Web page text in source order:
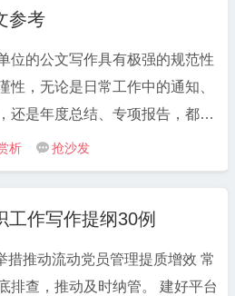
照检视材料、民主生活会发言提
含问题查摆、原因分析、整改措
心模块，为用户节省大量整理时
。比如单位工作总结范文，既包
的工作成果梳理、问题分析，又
年度重点工作亮点提炼，数据化
式让总结更具说服力；政府公文
文则严格遵循《党政机关公文处
参考。
用 “以实干笃定前行，以实绩回
态度；述职报告中可搭配“守正
发展，履职尽责显担当”“立足岗
领，攻坚克难求实效” 等金句突
与担当；工作方案中则适合用
、倒排工期” 等表述强化执行
句，按“总结类、述职类、方案
员类”分类整理，方便大家直接
参考
位的公文写作具有极强的规范性
性，无论是日常工作中的通知、
还是年度总结、专项报告，都需
循相关政策要求与格式标准，这
人员的写材料能力提出了更高要
策准确性，必须贴合最新政策文
，引用数据、表述需有权威依
是格式规范性，标题、字号、行
析  抢沙发
工作写作提纲30例
措推动流动党员管理提质增效 常
查，推动及时纳管。 建好平台